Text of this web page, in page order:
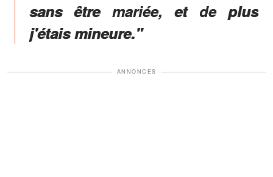
sans être mariée, et de plus
j'étais mineure."
ANNONCES